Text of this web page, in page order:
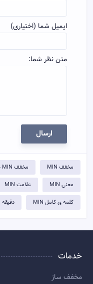
ایمیل شما (اختیاری)
متن نظر شما:
ارسال
مخفف MIN مخفف MIN چیست
معنی MIN علامت MIN
کلمه ی کامل MIN دقیقه
خدمات
مخفف ساز